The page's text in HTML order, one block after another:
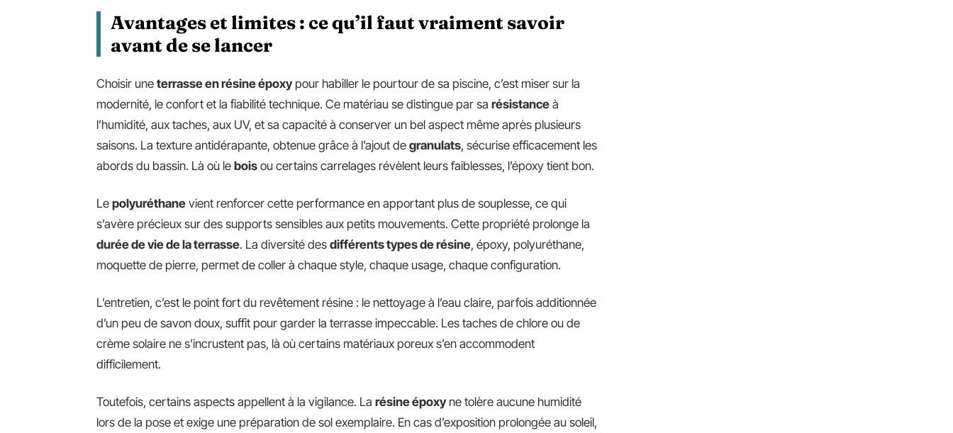
Avantages et limites : ce qu’il faut vraiment savoir
avant de se lancer
Choisir une terrasse en résine époxypour habiller le pourtour de sa piscine, c’est miser sur la
modernité, le confort et la fiabilité technique. Ce matériau se distingue par sa résistance à
l’humidité, aux taches, aux UV, et sa capacité à conserver un bel aspect même après plusieurs
saisons. La texture antidérapante, obtenue grâce à l’ajout de granulats, sécurise efficacement les
abords du bassin. Là où le bois ou certains carrelages révèlent leurs faiblesses, l’époxy tient bon.
Le polyuréthane vient renforcer cette performance en apportant plus de souplesse, ce qui
s’avère précieux sur des supports sensibles aux petits mouvements. Cette propriété prolonge la
durée de vie de la terrasse. La diversité des différents types de résine, époxy, polyuréthane,
moquette de pierre, permet de coller à chaque style, chaque usage, chaque configuration.
L’entretien, c’est le point fort du revêtement résine : le nettoyage à l’eau claire, parfois additionnée
d’un peu de savon doux, suffit pour garder la terrasse impeccable. Les taches de chlore ou de
crème solaire ne s’incrustent pas, là où certains matériaux poreux s’en accommodent
difficilement.
Toutefois, certains aspects appellent à la vigilance. La résine époxyne tolère aucune humidité
lors de la pose et exige une préparation de sol exemplaire. En cas d’exposition prolongée au soleil,